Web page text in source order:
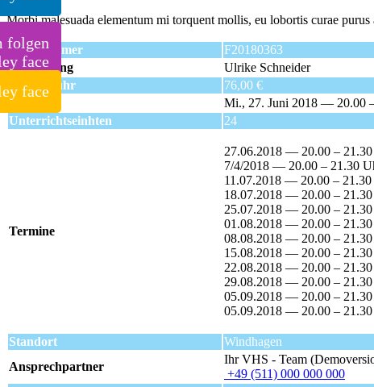
folgen
Morbi malesuada elementum mi torquent mollis, eu lobortis curae
Kursnummer
F20180363
Kursleitung
Ulrike Schneider
Kursgebühr
76,00 €
Beginn
Mi., 27. Juni 2018 — 20.00
Unterrichtseinhten
24
Termine
27.06.2018 — 20.00 –
7/4/2018 — 20.00 – 21.30
11.07.2018 — 20.00 –
18.07.2018 — 20.00 –
25.07.2018 — 20.00 –
01.08.2018 — 20.00 –
08.08.2018 — 20.00 –
15.08.2018 — 20.00 –
22.08.2018 — 20.00 –
29.08.2018 — 20.00 –
05.09.2018 — 20.00 –
05.09.2018 — 20.00 –
Standort
Windhagen
Ansprechpartner
Ihr VHS - Team
+49 (511) 000 000 000